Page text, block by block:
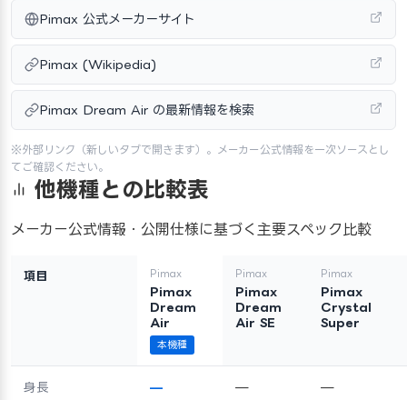
Pimax 公式メーカーサイト
Pimax (Wikipedia)
Pimax Dream Air の最新情報を検索
※外部リンク（新しいタブで開きます）。メーカー公式情報を一次ソースとし
てご確認ください。
他機種との比較表
メーカー公式情報・公開仕様に基づく主要スペック比較
項目 Pimax
Pimax
Dream
Air
本機種
Pimax
Pimax
Dream
Air SE
Pimax
Pimax
Crystal
Super
身長 — — —